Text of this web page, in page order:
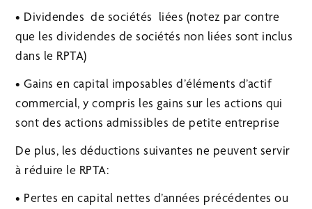
• Dividendes de sociétés liées (notez par contre
que les dividendes de sociétés non liées sont inclus
dans le RPTA)
• Gains en capital imposables d’éléments d’actif
commercial, y compris les gains sur les actions qui
sont des actions admissibles de petite entreprise
De plus, les déductions suivantes ne peuvent servir
à réduire le RPTA:
• Pertes en capital nettes d’années précédentes ou